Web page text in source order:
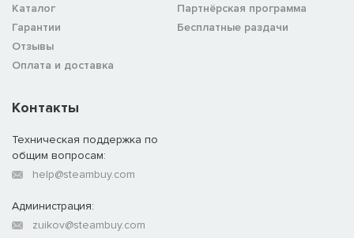
Каталог
Гарантии
Отзывы
Оплата и доставка
Партнёрская программа
Бесплатные раздачи
Контакты
Техническая поддержка по
общим вопросам:
help@steambuy.com
Администрация:
zuikov@steambuy.com